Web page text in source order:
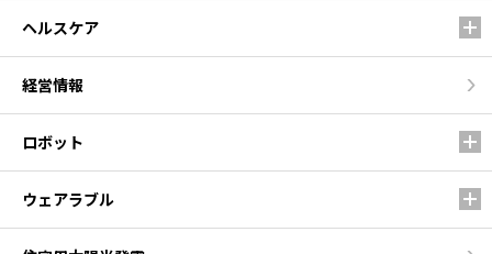
ヘルスケア
経営情報
ロボット
ウェアラブル